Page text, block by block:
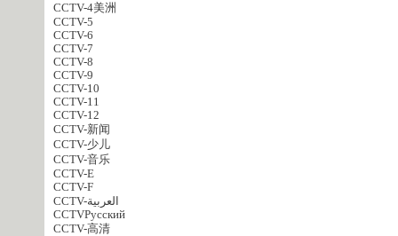
CCTV-4美洲
CCTV-5
CCTV-6
CCTV-7
CCTV-8
CCTV-9
CCTV-10
CCTV-11
CCTV-12
CCTV-新闻
CCTV-少儿
CCTV-音乐
CCTV-E
CCTV-F
CCTV-العربية
CCTVPусский
CCTV-高清